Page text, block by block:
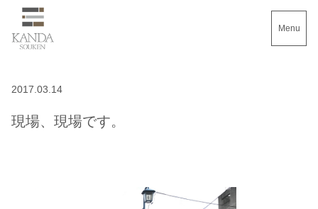
Menu
2017.03.14
現場、現場です。